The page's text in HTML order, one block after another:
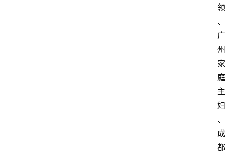
领
、
广
州
家
庭
主
妇
、
成
都